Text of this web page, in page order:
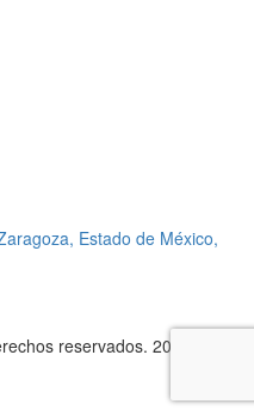
Estado de México,
reservados. 2023 -